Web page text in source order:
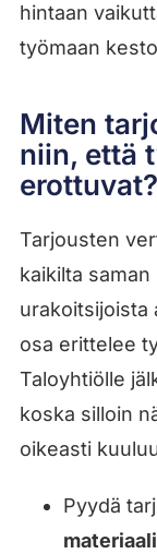
hintaan
työmaan
Miten
niin, että
erottuvat?
Tarjousten
kaikilta
urakoitsijoista
osa erittelee
Taloyhtiölle
koska silloin
oikeasti
Pyydä